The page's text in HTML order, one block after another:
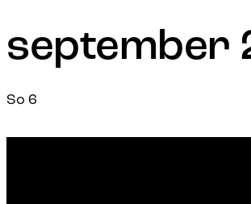
september
So 6